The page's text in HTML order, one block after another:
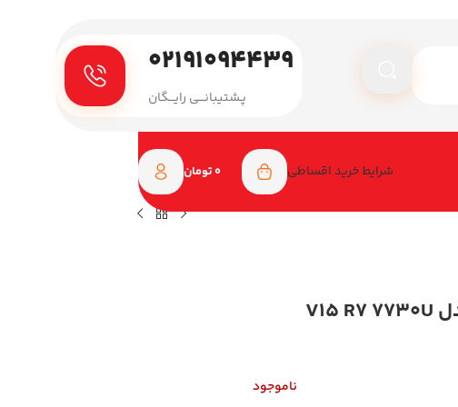
۰۲۱۹۱۰۹۴۴۳۹
پـشتیبانـــی رایـــگان
شرایط خرید اقساطی 0 تومان
لپ تاپ لنوو 15.6 اینچی مدل V15 R7 7730U
ناموجود